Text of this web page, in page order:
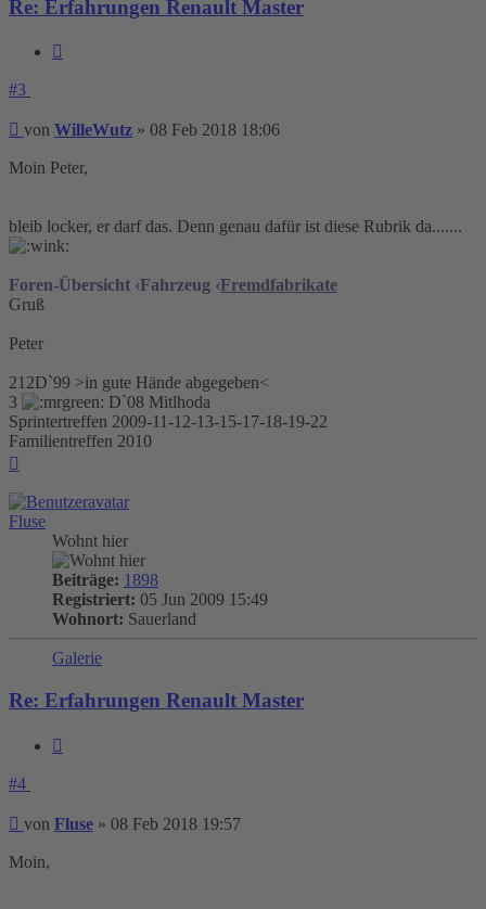
Re: Erfahrungen Renault Master
#3
Beitrag
von WilleWutz » 08 Feb 2018 18:06
Moin Peter,
bleib locker, er darf das. Denn genau dafür ist diese Rubrik da.......
Foren-Übersicht ‹Fahrzeug ‹Fremdfabrikate
Gruß
Peter
212D`99 >in gute Hände abgegeben<
3
D`08 Mitlhoda
Sprintertreffen 2009-11-12-13-15-17-18-19-22
Familientreffen 2010
Fluse
Wohnt hier
Beiträge: 1898
Registriert: 05 Jun 2009 15:49
Wohnort: Sauerland
Galerie
Re: Erfahrungen Renault Master
#4
Beitrag
von Fluse » 08 Feb 2018 19:57
Moin,